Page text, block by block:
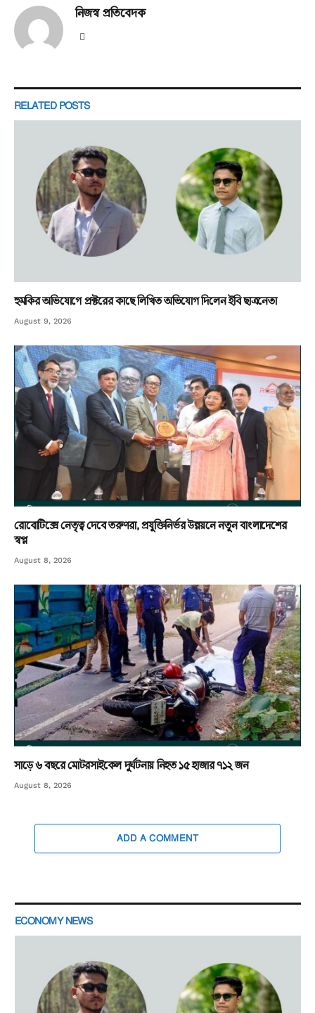
নিজস্ব প্রতিবেদক
RELATED POSTS
হুমকির অভিযোগে প্রক্টরের কাছে লিখিত অভিযোগ দিলেন ইবি ছাত্রনেতা
August 9, 2026
রোবোটিক্সে নেতৃত্ব দেবে তরুণরা, প্রযুক্তিনির্ভর উন্নয়নে নতুন বাংলাদেশের
স্বপ্ন
August 8, 2026
সাড়ে ৬ বছরে মোটরসাইকেল দুর্ঘটনায় নিহত ১৫ হাজার ৭১২ জন
August 8, 2026
ADD A COMMENT
ECONOMY NEWS